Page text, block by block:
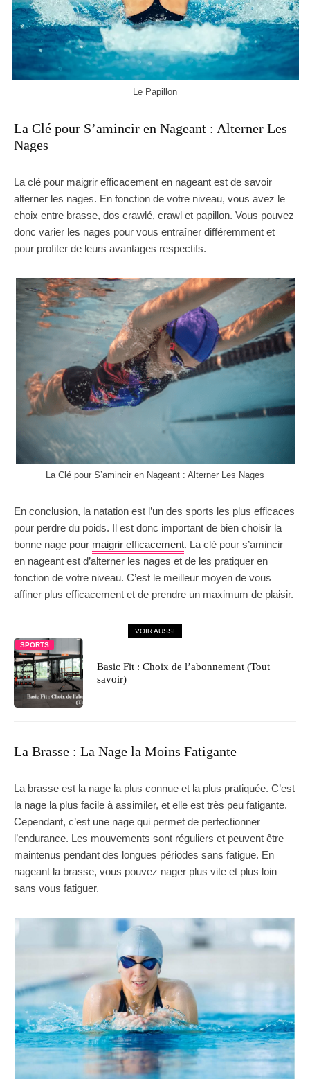
Le Papillon
La Clé pour S’amincir en Nageant : Alterner Les
Nages
La clé pour maigrir efficacement en nageant est de savoir
alterner les nages. En fonction de votre niveau, vous avez le
choix entre brasse, dos crawlé, crawl et papillon. Vous pouvez
donc varier les nages pour vous entraîner différemment et
pour profiter de leurs avantages respectifs.
La Clé pour S’amincir en Nageant : Alterner Les Nages
En conclusion, la natation est l’un des sports les plus efficaces
pour perdre du poids. Il est donc important de bien choisir la
bonne nage pour maigrir efficacement. La clé pour s’amincir
en nageant est d’alterner les nages et de les pratiquer en
fonction de votre niveau. C’est le meilleur moyen de vous
affiner plus efficacement et de prendre un maximum de plaisir.
VOIR AUSSI
SPORTS
Basic Fit : Choix de l’abonnement (Tout
savoir)
La Brasse : La Nage la Moins Fatigante
La brasse est la nage la plus connue et la plus pratiquée. C’est
la nage la plus facile à assimiler, et elle est très peu fatigante.
Cependant, c’est une nage qui permet de perfectionner
l’endurance. Les mouvements sont réguliers et peuvent être
maintenus pendant des longues périodes sans fatigue. En
nageant la brasse, vous pouvez nager plus vite et plus loin
sans vous fatiguer.